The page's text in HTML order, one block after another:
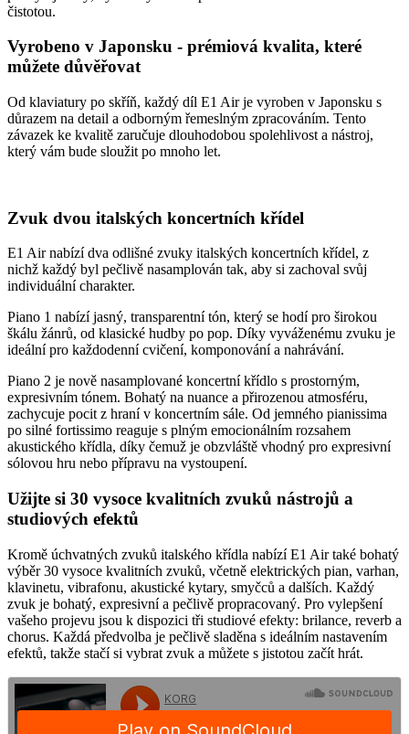
čistotou.
Vyrobeno v Japonsku - prémiová kvalita, které
můžete důvěřovat
Od klaviatury po skříň, každý díl E1 Air je vyroben v Japonsku s
důrazem na detail a odborným řemeslným zpracováním. Tento
závazek ke kvalitě zaručuje dlouhodobou spolehlivost a nástroj,
který vám bude sloužit po mnoho let.
Zvuk dvou italských koncertních křídel
E1 Air nabízí dva odlišné zvuky italských koncertních křídel, z
nichž každý byl pečlivě nasamplován tak, aby si zachoval svůj
individuální charakter.
Piano 1 nabízí jasný, transparentní tón, který se hodí pro širokou
škálu žánrů, od klasické hudby po pop. Díky vyváženému zvuku je
ideální pro každodenní cvičení, komponování a nahrávání.
Piano 2 je nově nasamplované koncertní křídlo s prostorným,
expresivním tónem. Bohatý na nuance a přirozenou atmosféru,
zachycuje pocit z hraní v koncertním sále. Od jemného pianissima
po silné fortissimo reaguje s plným emocionálním rozsahem
akustického křídla, díky čemuž je obzvláště vhodný pro expresivní
sólovou hru nebo přípravu na vystoupení.
Užijte si 30 vysoce kvalitních zvuků nástrojů a
studiových efektů
Kromě úchvatných zvuků italského křídla nabízí E1 Air také bohatý
výběr 30 vysoce kvalitních zvuků, včetně elektrických pian, varhan,
klavinetu, vibrafonu, akustické kytary, smyčců a dalších. Každý
zvuk je bohatý, expresivní a pečlivě propracovaný. Pro vylepšení
vašeho projevu jsou k dispozici tři studiové efekty: brilance, reverb a
chorus. Každá předvolba je pečlivě sladěna s ideálním nastavením
efektů, takže stačí si vybrat zvuk a můžete s jistotou začít hrát.